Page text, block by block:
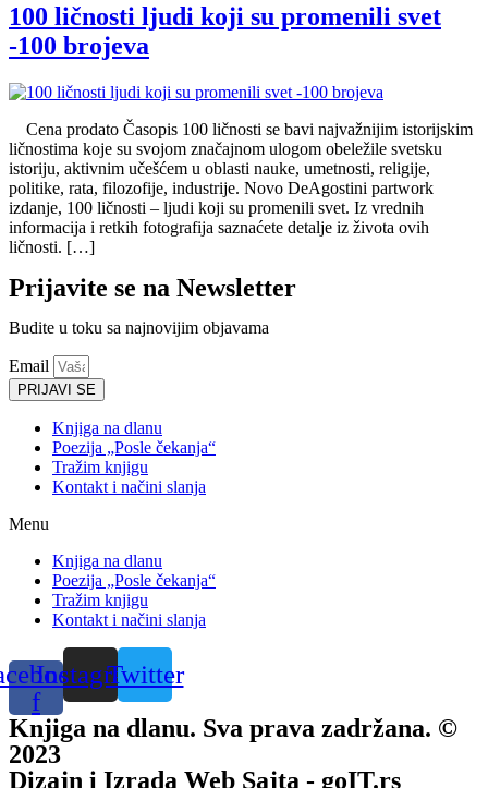
100 ličnosti ljudi koji su promenili svet
-100 brojeva
Cena prodato Časopis 100 ličnosti se bavi najvažnijim istorijskim
ličnostima koje su svojom značajnom ulogom obeležile svetsku
istoriju, aktivnim učešćem u oblasti nauke, umetnosti, religije,
politike, rata, filozofije, industrije. Novo DeAgostini partwork
izdanje, 100 ličnosti – ljudi koji su promenili svet. Iz vrednih
informacija i retkih fotografija saznaćete detalje iz života ovih
ličnosti. […]
Prijavite se na Newsletter
Budite u toku sa najnovijim objavama
Email
PRIJAVI SE
Knjiga na dlanu
Poezija „Posle čekanja“
Tražim knjigu
Kontakt i načini slanja
Menu
Knjiga na dlanu
Poezija „Posle čekanja“
Tražim knjigu
Kontakt i načini slanja
f
InstagramTwitter
Knjiga na dlanu. Sva prava zadržana. ©
2023
Dizajn i Izrada Web Sajta - goIT.rs